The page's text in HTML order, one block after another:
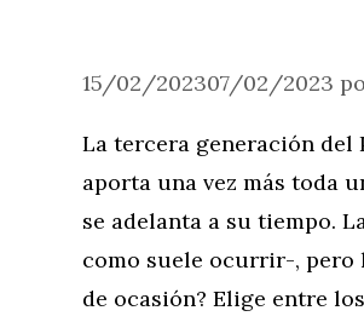
15/02/202307/02/2023
La tercera generación del
aporta una vez más toda
se adelanta a su tiempo.
como suele ocurrir-, pero
de ocasión? Elige entre